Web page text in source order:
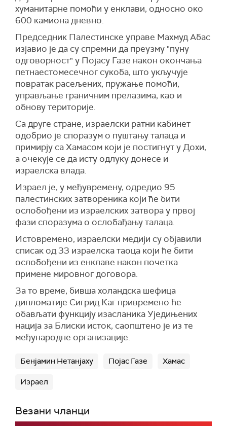
Споразум би могао да отвори пут за окончање
петнаестомесечног рата у Појасу Газе.
Израел је одредио 95 палестинских
затвореника који ће бити ослобођени из
израелских затвора у првој фази споразума о
ослобађања талаца, у замену за три жене које
држи Хамас, објавио је израелски сајтИнет
Прво ослобађање талаца заказано је за
недељу од 16 сати према локалном времену.
Израелски ратни кабинет гласао је у петак за
одобравање споразума о ослобађању талаца и
примирју са Хамасом који је постигнут у Дохи,
саопштила је канцеларија израелског
(Times of Israel,Inet)
хуманитарне помоћи у енклави, односно око
600 камиона дневно.
Председник Палестинске управе Махмуд Абас
изјавио је да су спремни да преузму "пуну
одговорност" у Појасу Газе након окончања
петнаестомесечног сукоба, што укључује
повратак расељених, пружање помоћи,
управљање граничним прелазима, као и
обнову територије.
Са друге стране, израелски ратни кабинет
одобрио је споразум о пуштању талаца и
примирју са Хамасом који је постигнут у Дохи,
а очекује се да исту одлуку донесе и
израелска влада.
Израел је, у међувремену, одредио 95
палестинских затвореника који ће бити
ослобођени из израелских затвора у првој
фази споразума о ослобађању талаца.
Истовремено, израелски медији су објавили
списак од 33 израелска таоца који ће бити
ослобођени из енклаве након почетка
примене мировног договора.
За то време, бивша холандска шефица
дипломатије Сигрид Каг привремено ће
обављати функцију изасланика Уједињених
нација за Блиски исток, саопштено је из те
међународне организације.
Бенјамин Нетанјаху Појас Газе Хамас
Израел
Везани чланци